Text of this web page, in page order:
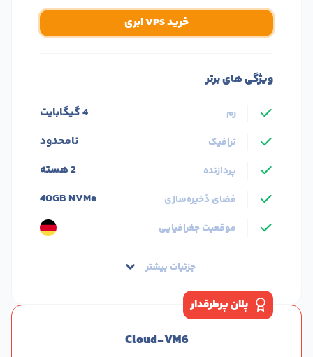
خرید VPS ابری
ویژگی های برتر
رم 4 گیگابایت
ترافیک نامحدود
پردازنده 2 هسته
فضای ذخیره‌سازی 40GB NVMe
موقعیت جغرافیایی
جزئیات بیشتر
پلان پرطرفدار
Cloud-VM6